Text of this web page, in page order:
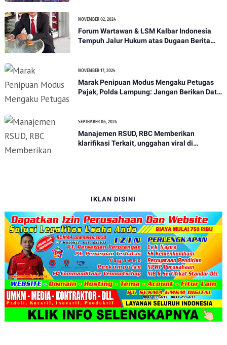
NOVEMBER 02, 2024
Forum Wartawan & LSM Kalbar Indonesia
Tempuh Jalur Hukum atas Dugaan Berita
NOVEMBER 17, 2024
Marak Penipuan Modus Mengaku Petugas
Pajak, Polda Lampung: Jangan Berikan Data
SEPTEMBER 06, 2024
Manajemen RSUD, RBC Memberikan
klarifikasi Terkait, unggahan viral di
IKLAN DISINI